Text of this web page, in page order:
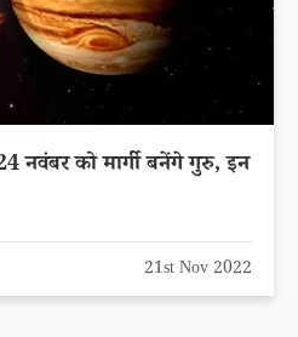
को मार्गी बनेंगे गुरु, इन
21st Nov 2022